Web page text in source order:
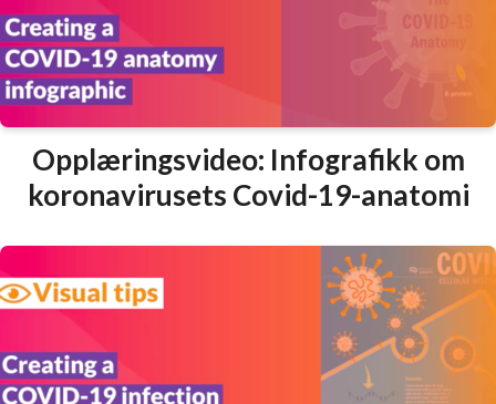
Opplæringsvideo: Infografikk om
koronavirusets Covid-19-anatomi